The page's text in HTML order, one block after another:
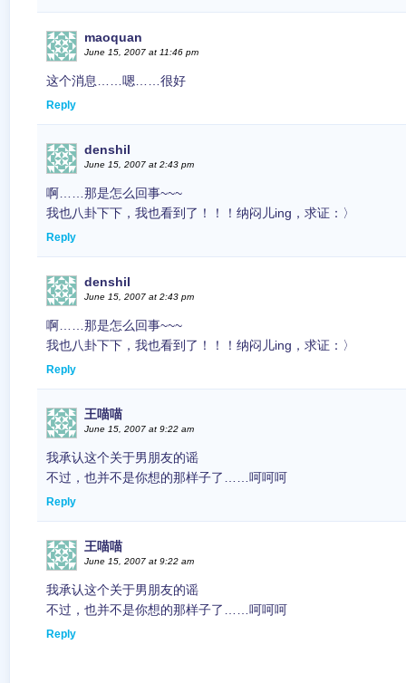
maoquan
June 15, 2007 at 11:46 pm
这个消息……嗯……很好
Reply
denshil
June 15, 2007 at 2:43 pm
啊……那是怎么回事~~~
我也八卦下下，我也看到了！！！纳闷儿ing，求证：〉
Reply
denshil
June 15, 2007 at 2:43 pm
啊……那是怎么回事~~~
我也八卦下下，我也看到了！！！纳闷儿ing，求证：〉
Reply
王喵喵
June 15, 2007 at 9:22 am
我承认这个关于男朋友的谣
不过，也并不是你想的那样子了……呵呵呵
Reply
王喵喵
June 15, 2007 at 9:22 am
我承认这个关于男朋友的谣
不过，也并不是你想的那样子了……呵呵呵
Reply